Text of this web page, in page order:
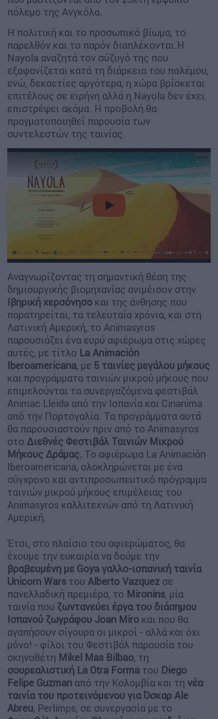
πόλεμο της Ανγκόλα.
Η πολιτική και το προσωπικό βίωμα, το
παρελθόν και το παρόν διαπλέκονται.Η
Nayola αναζητά τον σύζυγό της που
εξαφανίζεται κατά τη διάρκεια του πολέμου,
ενώ, δεκαετίες αργότερα, η χώρα βρίσκεται
επιτέλους σε ειρήνη αλλά η Nayola δεν έχει
επιστρέψει ακόμα. Η προβολή θα
πραγματοποιηθεί παρουσία των
συντελεστών της ταινίας.
video
Αναγνωρίζοντας τη σημαντική θέση της
δημιουργικής βιομηχανίας ανιμέισον στην
Ιβηρική χερσόνησο και της άνθησης που
παρατηρείται, τα τελευταία χρόνια, και στη
Λατινική Αμερική, το Animasyros
παρουσιάζει ένα ευρύ αφιέρωμα στις χώρες
αυτές, με τίτλο La Animaciόn
Iberoamericana, με 5 ταινίες μεγάλου μήκους
και προγράμματα ταινιών μικρού μήκους που
επιμελούνται τα συνεργαζόμενα φεστιβάλ
Animac Lleida από την Ισπανία και Cinanima
από την Πορτογαλία. Τα προγράμματα αυτά
θα παρουσιαστούν πριν από το Animasyros
στο Διεθνές Φεστιβάλ Ταινιών Μικρού
Μήκους Δράμας. Το αφιέρωμα La Animaciόn
Iberoamericana, ολοκληρώνεται με ένα
σύγχρονο και αντιπροσωπευτικό πρόγραμμα
ταινιών μικρού μήκους επιμέλειας του
Animasyros καλλιτεχνών από τη Λατινική
Αμερική.
Έτσι, στο πλαίσιο του αφιερώματος, θα
έχουμε την ευκαιρία να δούμε την
βραβευμένη με Goya γαλλο-ισπανική ταινία
Unicorn Wars του Alberto Vazquez σε
πανελλαδική πρεμιέρα, το Mironins, μία
ταινία που ζωντανεύει έργα του διάσημου
Ισπανού ζωγράφου Joan Miro και που θα
αγαπήσουν σίγουρα οι μικροί - αλλά και όχι
μόνο! - φίλοι του Φεστιβάλ παρουσία του
σκηνοθέτη Mikel Mas Bilbao, τη
σουρεαλιστική La Otra Forma του Diego
Felipe Guzman από την Κολομβία και τη νέα
ταινία του προτεινόμενου για Όσκαρ Ale
Abreu, Perlimps, σε συνεργασία με το